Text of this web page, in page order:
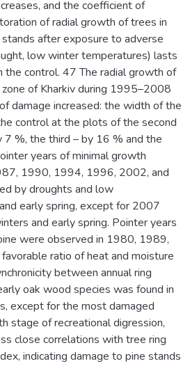
and the coefficient of
of radial growth of trees in
after exposure to adverse
low winter temperatures) lasts
the control. 47 The radial growth of
of Kharkiv during 1995–2008
damage increased: the width of the
control at the plots of the second
7 %, the third – by 16 % and the
years of minimal growth
1990, 1994, 1996, 2002, and
by droughts and low
early spring, except for 2007
and early spring. Pointer years
were observed in 1980, 1989,
ratio of heat and moisture
between annual ring
oak wood species was found in
except for the most damaged
stage of recreational digression,
close correlations with tree ring
indicating damage to pine stands